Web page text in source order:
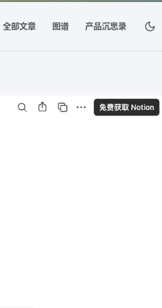
全部文章 图谱 产品沉思录